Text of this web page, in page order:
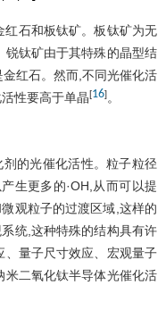
红石和板钛矿。板钛矿为无
锐钛矿由于其特殊的晶型结
红石。然而,不同光催化活
性要高于单晶[16]。
的光催化活性。粒子粒径
生更多的·OH,从而可以提
观粒子的过渡区域,这样的
统,这种特殊的结构具有许
、量子尺寸效应、宏观量子
米二氧化钛半导体光催化活